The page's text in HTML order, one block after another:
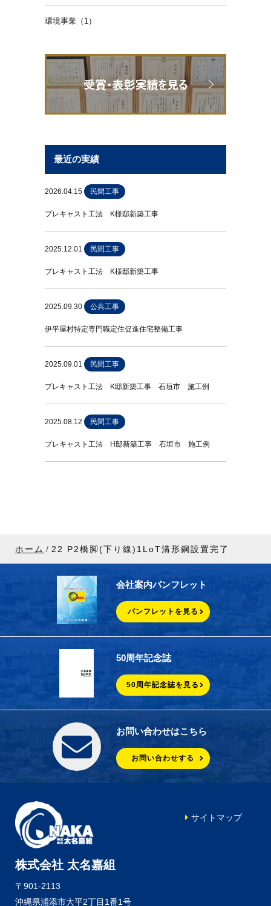
環境事業（1）
最近の実績
2026.04.15 民間工事
プレキャスト工法 K様邸新築工事
2025.12.01 民間工事
プレキャスト工法 K様邸新築工事
2025.09.30 公共工事
伊平屋村特定専門職定住促進住宅整備工事
2025.09.01 民間工事
プレキャスト工法 K邸新築工事 石垣市 施工例
2025.08.12 民間工事
プレキャスト工法 H邸新築工事 石垣市 施工例
ホーム 22 P2橋脚(下り線)1LoT溝形鋼設置完了
会社案内パンフレット
パンフレットを見る
50周年記念誌
50周年記念誌を見る
お問い合わせはこちら
お問い合わせする
株式会社 太名嘉組
〒901-2113
沖縄県浦添市大平2丁目1番1号
サイトマップ